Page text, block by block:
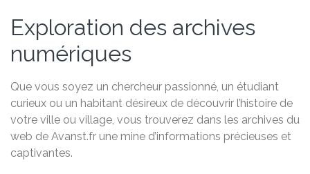
Exploration des archives
numériques
Que vous soyez un chercheur passionné, un étudiant
curieux ou un habitant désireux de découvrir l’histoire de
votre ville ou village, vous trouverez dans les archives du
web de Avanst.fr une mine d’informations précieuses et
captivantes.